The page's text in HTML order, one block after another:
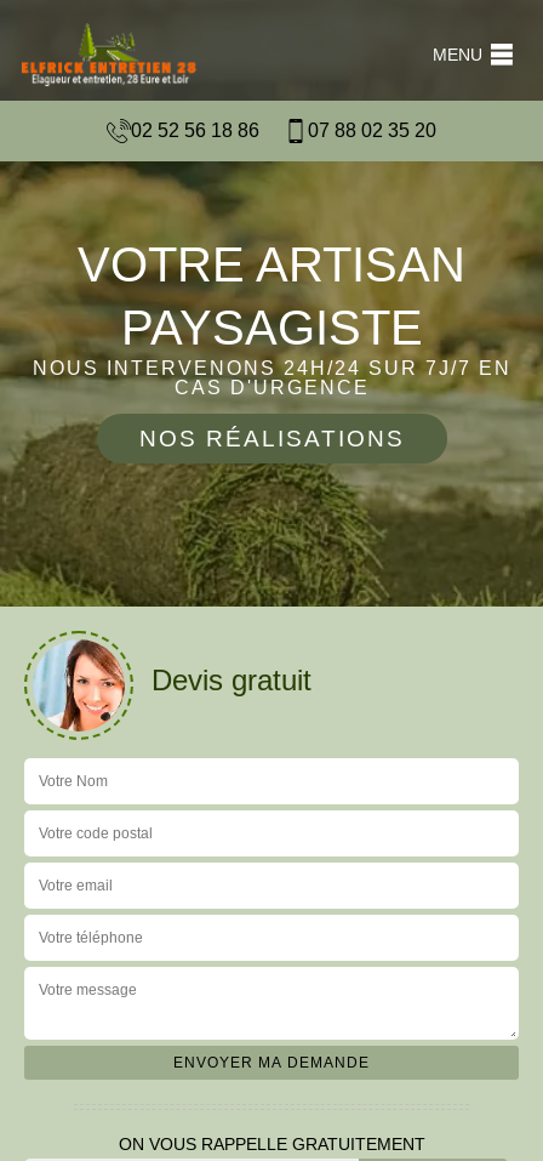
MENU
02 52 56 18 86 07 88 02 35 20
VOTRE ARTISAN
PAYSAGISTE
NOUS INTERVENONS 24H/24 SUR 7J/7 EN
CAS D'URGENCE
NOS RÉALISATIONS
Devis gratuit
ON VOUS RAPPELLE GRATUITEMENT